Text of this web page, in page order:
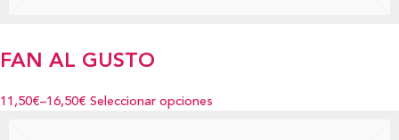
FAN AL GUSTO
11,50€–16,50€ Seleccionar opciones